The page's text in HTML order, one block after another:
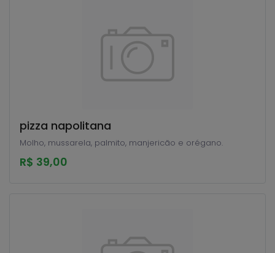
pizza napolitana
Molho, mussarela, palmito, manjericão e orégano.
R$ 39,00